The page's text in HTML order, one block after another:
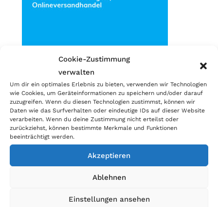
Cookie-Zustimmung
verwalten
Um dir ein optimales Erlebnis zu bieten, verwenden wir Technologien
wie Cookies, um Geräteinformationen zu speichern und/oder darauf
zuzugreifen. Wenn du diesen Technologien zustimmst, können wir
Daten wie das Surfverhalten oder eindeutige IDs auf dieser Website
verarbeiten. Wenn du deine Zustimmung nicht erteilst oder
zurückziehst, können bestimmte Merkmale und Funktionen
beeinträchtigt werden.
Akzeptieren
Ablehnen
Einstellungen ansehen
Allgemein